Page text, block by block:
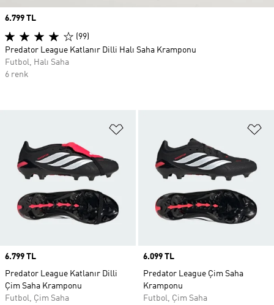
Price
6.799 TL
Predator League Katlanır Dilli
Çim Saha Kramponu
Futbol, Çim Saha
Price
6.099 TL
Predator League Çim Saha
Kramponu
Futbol, Çim Saha
Price
6.799 TL
(99)
Predator League Katlanır Dilli Halı Saha Kramponu
Futbol, Halı Saha
6 renk